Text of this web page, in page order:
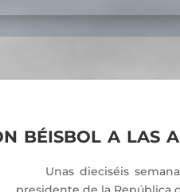
béisbol a las
Unas dieciséis